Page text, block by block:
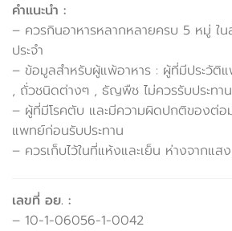
คำแนะนำ :
– ควรกินอาหารหลากหลายครบ 5 หมู่ ใน
ประจำ
– ข้อมูลสำหรับผู้แพ้อาหาร : ผู้ที่มีประวัติ
, ถั่วชนิดต่างๆ , ธัญพืช ไม่ควรรับประทาน
– ผู้ที่มีโรคตับ และมีความผิดปกติของต่อ
แพทย์ก่อนรับประทาน
– ควรเก็บไว้ในที่แห้งและเย็น ห่างจากแส
เลขที่ อย. :
– 10-1-06056-1-0042